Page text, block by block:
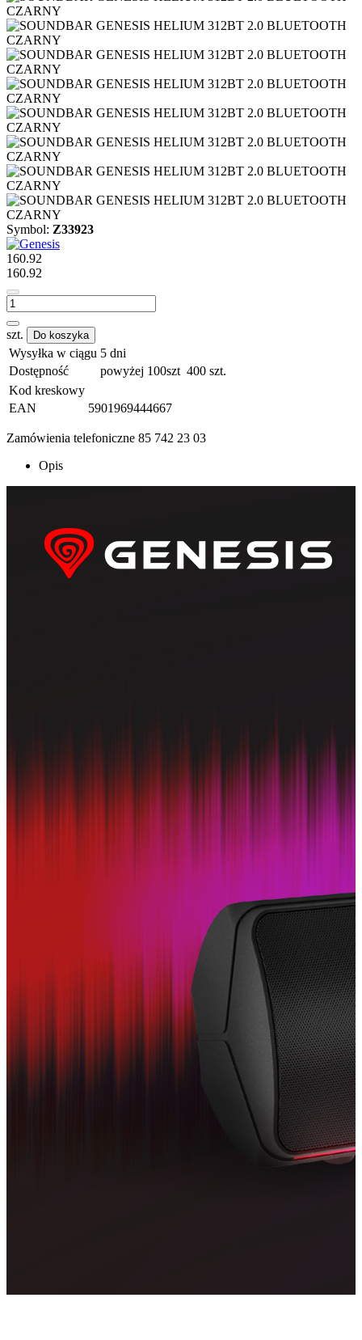
Symbol: Z33923
160.92
160.92
szt. Do koszyka
Wysyłka w ciągu 5 dni
Dostępność
powyżej 100szt 400 szt.
Kod kreskowy
EAN
5901969444667
Zamówienia telefoniczne 85 742 23 03
Opis